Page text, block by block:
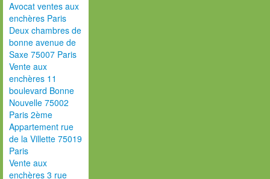
Avocat ventes aux
enchères Paris
Deux chambres de
bonne avenue de
Saxe 75007 Paris
Vente aux
enchères 11
boulevard Bonne
Nouvelle 75002
Paris 2ème
Appartement rue
de la Villette 75019
Paris
Vente aux
enchères 3 rue